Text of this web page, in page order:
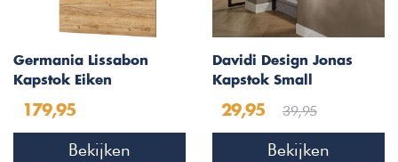
Germania Lissabon
Kapstok Eiken
179,95
Bekijken
Davidi Design Jonas
Kapstok Small
29,95 39,95
Bekijken